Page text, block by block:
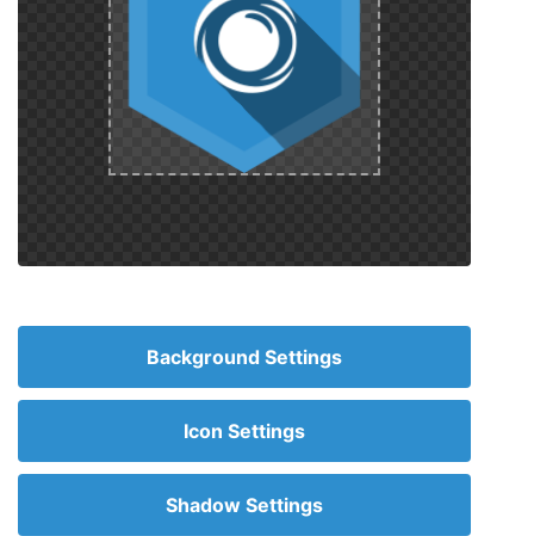
Background Settings
Icon Settings
Shadow Settings